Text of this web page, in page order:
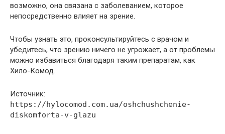
возможно, она связана с заболеванием, которое
непосредственно влияет на зрение.
Чтобы узнать это, проконсультируйтесь с врачом и
убедитесь, что зрению ничего не угрожает, а от проблемы
можно избавиться благодаря таким препаратам, как
Хило-Комод.
Источник:
https://hylocomod.com.ua/oshchushchenie-
diskomforta-v-glazu